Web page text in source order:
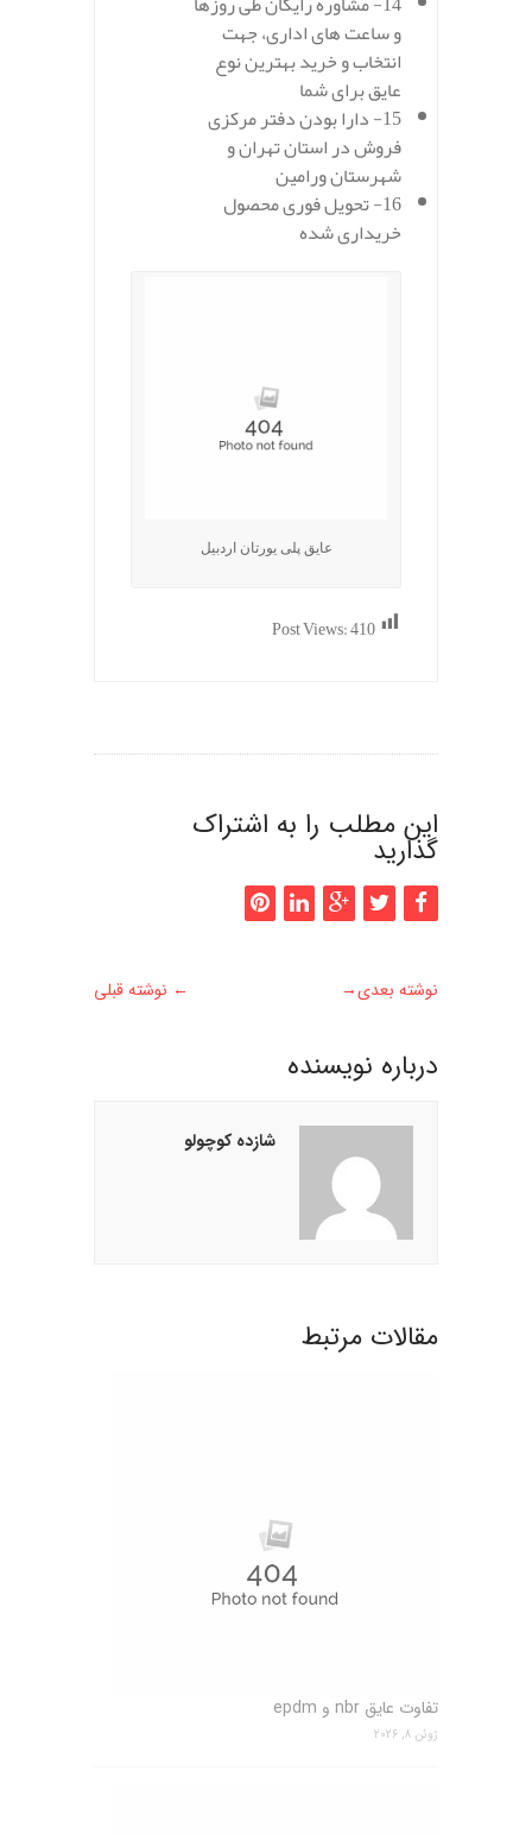
و ساعت های اداری، جهت
انتخاب و خرید بهترین نوع
عایق برای شما
15- دارا بودن دفتر مرکزی
فروش در استان تهران و
شهرستان ورامین
16- تحویل فوری محصول
خریداری شده
عایق پلی یورتان اردبیل
Post Views:410
این مطلب را به اشتراک
گذارید
← نوشته قبلی نوشته بعدی→
درباره نويسنده
شازده کوچولو
مقالات مرتبط
تفاوت عایق nbr و epdm
ژوئن 8, 2026